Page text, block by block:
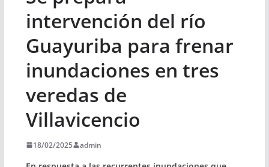
intervención del río
Guayuriba para frenar
inundaciones en tres
veredas de
Villavicencio
18/02/2025 admin